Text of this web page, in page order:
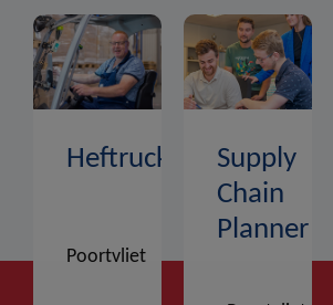
Heftruckchauffeur
Poortvliet
Supply
Chain
Planner